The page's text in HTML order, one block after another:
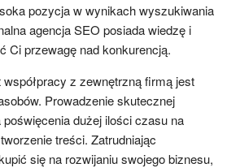
pozycja w wynikach wyszukiwania
agencja SEO posiada wiedzę i
Ci przewagę nad konkurencją.
z zewnętrzną firmą jest
Prowadzenie skutecznej
dużej ilości czasu na
treści. Zatrudniając
się na rozwijaniu swojego biznesu,